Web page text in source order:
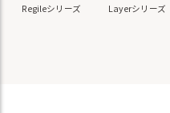
Regileシリーズ Layerシリーズ